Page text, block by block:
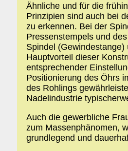
Ähnliche und für die
Prinzipien sind auch bei
zu erkennen. Bei der
Pressenstempels und
Spindel
Hauptvorteil dieser
entsprechender
Positionierung des Öhrs
des Rohlings
Nadelindustrie
Auch die gewerbliche
zum Massenphänomen,
grundlegend und